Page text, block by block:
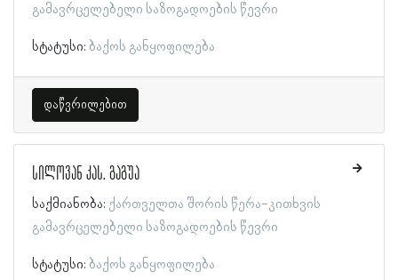
გამავრცელებელი საზოგადოების წევრი
სტატუსი: ბაქოს განყოფილება
დაწვრილებით
სილოვან კას. გაგუა
საქმიანობა: ქართველთა შორის წერა-კითხვის
გამავრცელებელი საზოგადოების წევრი
სტატუსი: ბაქოს განყოფილება